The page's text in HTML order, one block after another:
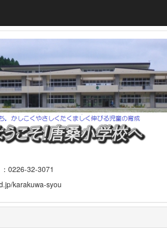
0226-32-3071
karakuwa-syou